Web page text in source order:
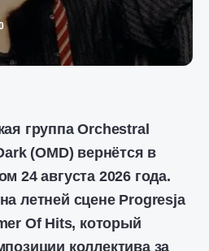
группа Orchestral
(OMD) вернётся в
24 августа 2026 года.
летней сцене Progresja
Of Hits, который
коллектива за